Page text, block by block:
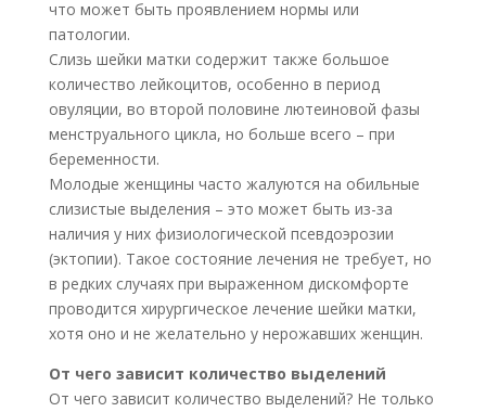
что может быть проявлением нормы или
патологии.
Слизь шейки матки содержит также большое
количество лейкоцитов, особенно в период
овуляции, во второй половине лютеиновой фазы
менструального цикла, но больше всего – при
беременности.
Молодые женщины часто жалуются на обильные
слизистые выделения – это может быть из-за
наличия у них физиологической псевдоэрозии
(эктопии). Такое состояние лечения не требует, но
в редких случаях при выраженном дискомфорте
проводится хирургическое лечение шейки матки,
хотя оно и не желательно у нерожавших женщин.
От чего зависит количество выделений
От чего зависит количество выделений? Не только